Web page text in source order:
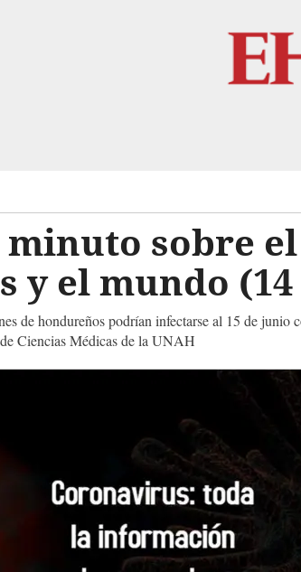
sobre
y el mundo
de hondureños podrían infectarse al 15 de junio
Ciencias Médicas de la UNAH